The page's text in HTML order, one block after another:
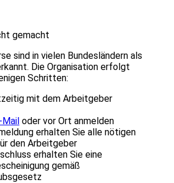
gemacht
sind in vielen Bundesländern als
Die Organisation erfolgt
Schritten:
mit dem Arbeitgeber
Mail oder vor Ort anmelden
erhalten Sie alle nötigen
den Arbeitgeber
erhalten Sie eine
gemäß